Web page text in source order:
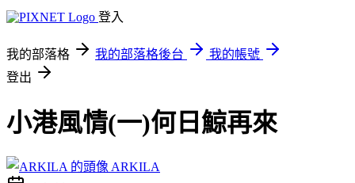
登入
我的部落格 我的部落格後台
我的帳號
登出
小港風情(一)何日鯨再來
ARKILA